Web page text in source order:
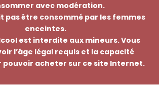
avec modération.
pas être consommé par les femmes
enceintes.
est interdite aux mineurs. Vous
l’âge légal requis et la capacité
pouvoir acheter sur ce site Internet.